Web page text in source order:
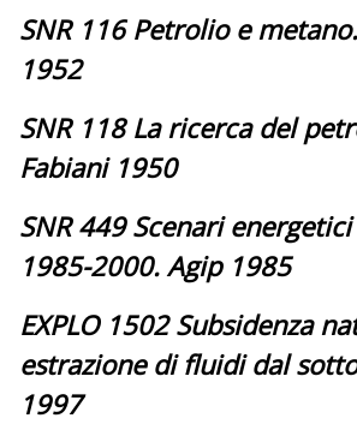
SNR 116 Petrolio e
1952
SNR 118 La ricerca del
Fabiani 1950
SNR 449 Scenari
1985-2000. Agip 1985
EXPLO 1502 Subsidenza
estrazione di fluidi dal
1997